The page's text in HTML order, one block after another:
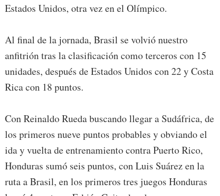
Estados Unidos, otra vez en el Olímpico.
Al final de la jornada, Brasil se volvió nuestro
anfitrión tras la clasificación como terceros con 15
unidades, después de Estados Unidos con 22 y Costa
Rica con 18 puntos.
Con Reinaldo Rueda buscando llegar a Sudáfrica, de
los primeros nueve puntos probables y obviando el
ida y vuelta de entrenamiento contra Puerto Rico,
Honduras sumó seis puntos, con Luis Suárez en la
ruta a Brasil, en los primeros tres juegos Honduras